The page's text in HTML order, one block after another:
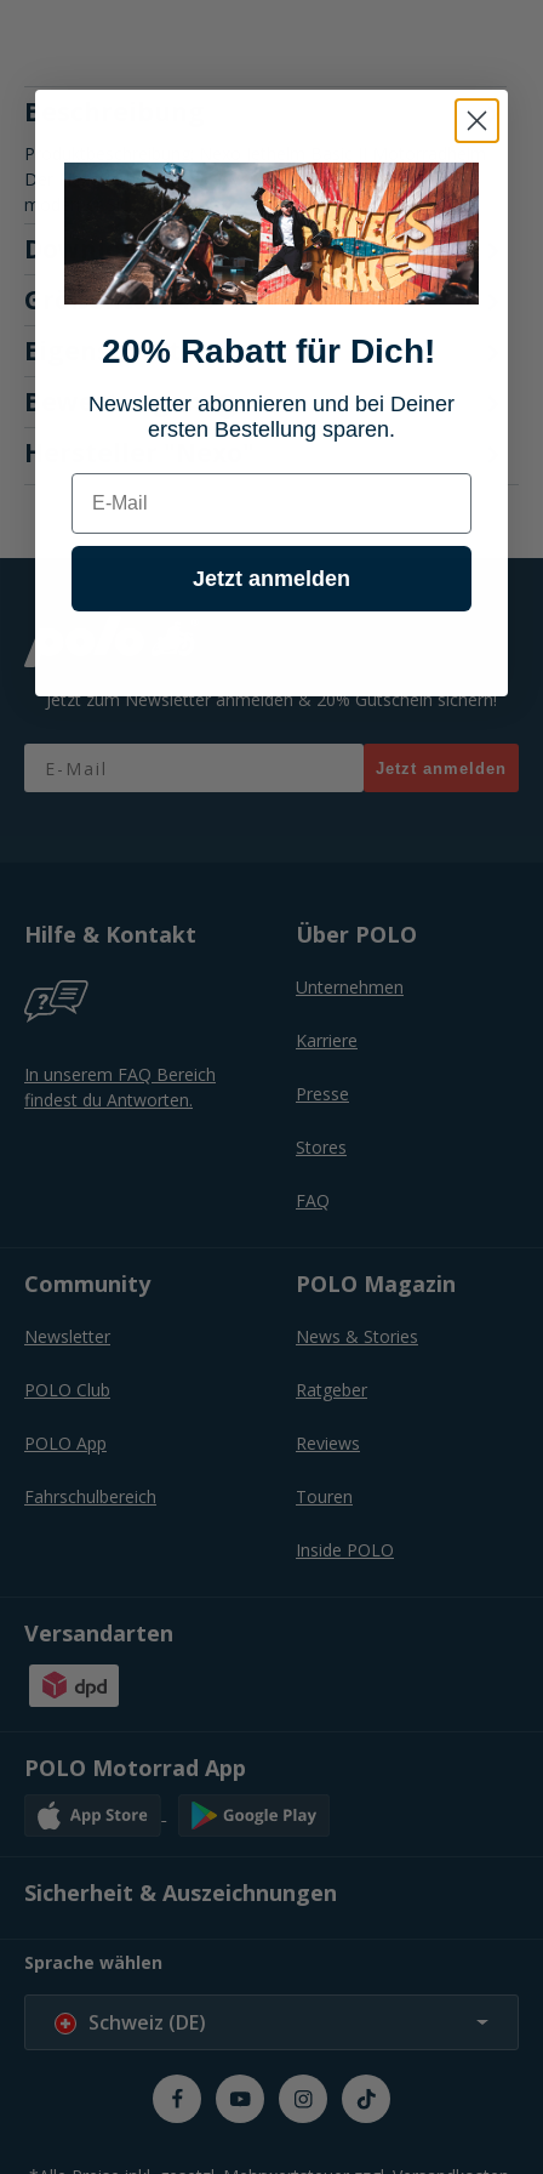
Beschreibung
Produktbeschreibung: Nexo Jethelm Basic II Motorradhelm
Der Nexo Jethelm Basic II vereint klassischen Stil mit
moderner Sic…
Mehr
Downloads 1
Größentabelle
Eigenschaften
Bewertungen
4
Hersteller "Nexo"
Jetzt zum Newsletter anmelden & 20% Gutschein sichern!
Email
Jetzt anmelden
Hilfe & Kontakt
In unserem FAQ Bereich
findest du Antworten.
Über POLO
Unternehmen
Karriere
Presse
Stores
FAQ
Community
Newsletter
POLO Club
POLO App
Fahrschulbereich
POLO Magazin
News & Stories
Ratgeber
Reviews
Touren
Inside POLO
Versandarten
POLO Motorrad App
Sicherheit & Auszeichnungen
Sprache wählen
Schweiz (DE)
20% Rabatt für Dich!
Newsletter abonnieren und bei Deiner
ersten Bestellung sparen.
E-mail
Jetzt anmelden